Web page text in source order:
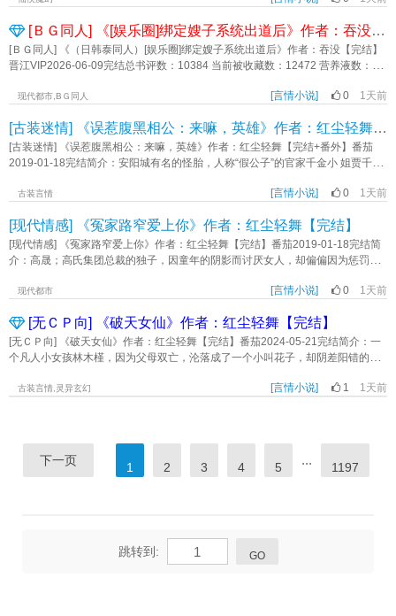
手里这张不限额的黑卡陷入沉思，婚前协议说她每月只能领到三百万生活费，像
在上班打卡。 后来被宠溺的娇蛮小姑娘不服管，去夜店点男模被抓现行——
底气不足且心虚 他嗓音低沉，手流连最爱的细腰处：“老公不能满足你？居然
婚书，他将想念多年的人护在怀中，给她港湾。 标签：现代言情 婚恋情缘《港
妙妙带着家人坐在家里看着电视吃着火锅； 在别人为了一件毛衣大打出手的
时候，黎妙妙带着家人穿着厚棉袄在院子里堆雪人； 在别人手拿好不容易得
来的一颗晶核苦哈哈躲在角落提升异能的时候，黎妙妙带着家人坐在空间的草地
时，黎妙妙摸了摸下巴：是时候该解决人生大事了。 她制止了旁边鬼鬼祟祟
空间 末世危机《末世后我全家凭空间躺赢》作者：柠檬美白
[ＢＧ同人] 《[娱乐圈]绑定嫂子系统出道后》作者：吞没【完结】
[ＢＧ同人] 《（日韩泰同人）[娱乐圈]绑定嫂子系统出道后》作者：吞没【完结】
晋江VIP2026-06-09完结总书评数：10384 当前被收藏数：12472 营养液数：
种嫂子系统”。 不当关种会虚弱，不当嫂子会死亡，说好当嫂子，你怎么转头
当然是卖给私生赚一笔再说。 抽奖获得“让某人留意到，并深入了解你”这一私
联利器，沈清雅转头投给选拔经纪人，进了出道预备役。 至于“让两男为争夺
你打架”的buff，这和boss直聘有什么区别？ 爱豆打架是事故，两大社代表打
配得到幸福吗？ ps： 沈清雅（Sim Cheong A），英文名Chythia，领
炽 2. 依靠嫂子系统积攒点数，逐渐提升属性，每种属性上限15 3. 前期主
要点美貌，后期取得点数困难，技能提升都靠勤学苦练 4. 特点：能屈能伸，
爱（扣）财（门） 5. 主：次/档/符 主页预收文，下一本开： 哥哥对妹
起，他亲手带大、每天黏着他的妹妹，忽然开始讨厌他。 直到从朋友那得
的同人老师发了私信，准备高价定制一篇属于哥哥的泥塑嬷文。 “老师，礼貌
敲敲，接定制吗？我想让车银优当我姐姐。” 隔壁床的aeri看着要求陷入沉
思，这对吗。 内容标签： 娱乐圈 日韩泰 系统 爽文 升级流 乙女向 主角视
文 一句话简介：成为嫂子之后的第一件事就是忘本 立意：爱是生活的解
药《绑定嫂子系统出道后》作者：吞没
现代都市,BＧ同人 [言情小说] 0 1天前
[古装迷情] 《误惹腹黑相公：来嘛，英雄》作者：红尘轻舞【完结+番外】
[古装迷情] 《误惹腹黑相公：来嘛，英雄》作者：红尘轻舞【完结+番外】番茄
2019-01-18完结简介：安阳城有名的怪胎，人称“假公子”的官家千金小 姐贾千
章，因此惹来无穷事端。出手豪阔的贵公子，名震江湖的第一山庄少庄主，深藏
子呢？《误惹腹黑相公：来嘛，英雄》作者：红尘轻舞
古装言情 [言情小说] 0 1天前
[现代情感] 《冤家路窄爱上你》作者：红尘轻舞【完结】
[现代情感] 《冤家路窄爱上你》作者：红尘轻舞【完结】番茄2019-01-18完结简
介：高晟；高氏集团总裁的独子，因童年的阴影而讨厌女人，却偏偏因为惩罚一
胆小怕事偏又爱耍点小聪明，头脑一发热偏又胆大无比的小女子，因为一次小小
后，被高晟的父亲收为义子，和高晟是死党。被称为大众情人，花花公子的他偏
偏从骨子里渴望一份纯真的爱情。爱情到底是什么？是选择放手，还是执子之
手，与子偕老？只是在这场感情纠缠中，谁又丢失了谁的心？都说冤家路窄，想
日子到了。《冤家路窄爱上你》作者：红尘轻舞
现代都市 [言情小说] 0 1天前
[无ＣＰ向] 《破天女仙》作者：红尘轻舞【完结】
[无ＣＰ向] 《破天女仙》作者：红尘轻舞【完结】番茄2024-05-21完结简介：一
个凡人小女孩林木槿，因为父母双亡，沦落成了一个小叫花子，却阴差阳错的走
赚灵石，炼制阵盘卖了赚灵石，有了灵石，还愁不能快速提升修为吗？ 至于青璇
古装言情,灵异玄幻 [言情小说] 1 1天前
下一页 1 2 3 4 5 ... 1197
跳转到: GO